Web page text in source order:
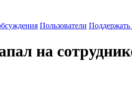
Пользователи Поддержать
на